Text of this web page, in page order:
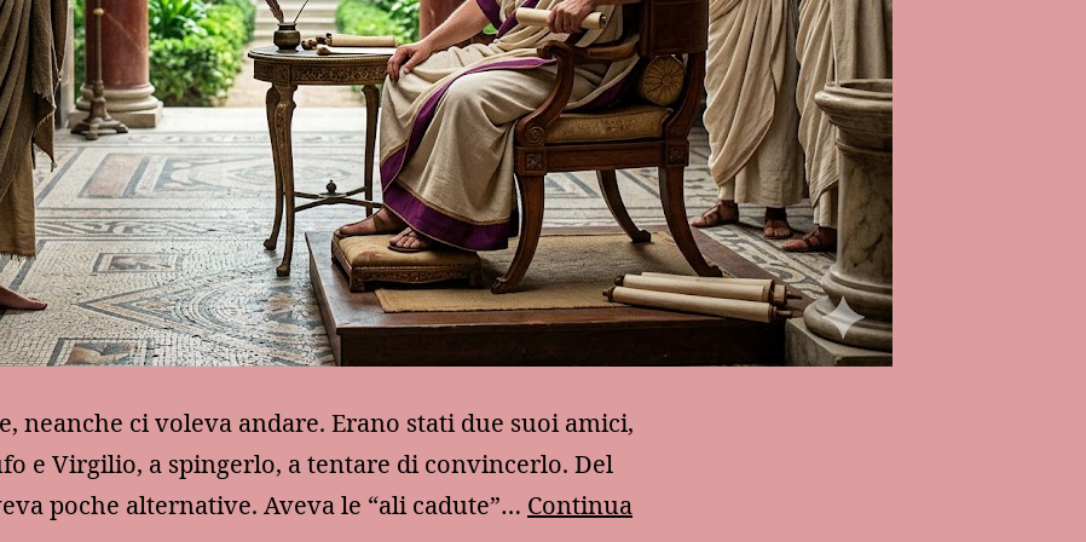
neanche ci voleva andare. Erano stati due suoi amici,
e Virgilio, a spingerlo, a tentare di convincerlo. Del
poche alternative. Aveva le “ali cadute”… Continua